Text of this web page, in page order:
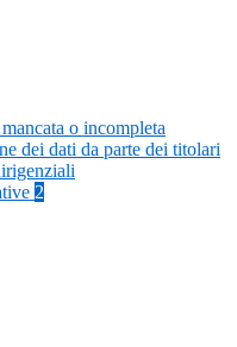
o incompleta
dei dati da parte dei titolari
2